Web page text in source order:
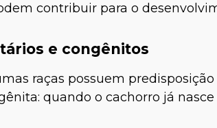
contribuir para o
e congênitos
raças possuem
quando o cachorro já